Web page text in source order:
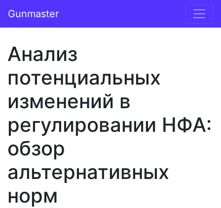
Основная навигация
Gunmaster
Анализ
потенциальных
изменений в
регулировании НФА:
обзор
альтернативных
норм